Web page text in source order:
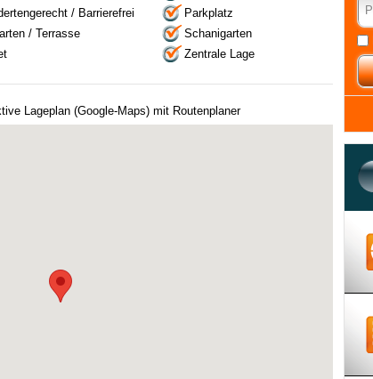
/ Barrierefrei
Parkplatz
/ Terrasse
Schanigarten
Zentrale Lage
Lageplan (Google-Maps) mit Routenplaner